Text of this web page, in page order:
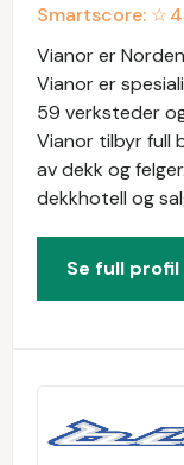
Smartscore: ☆
Vianor er
Vianor er
59 verksteder
Vianor tilbyr full
av dekk og
dekkhotell og
Se full profil